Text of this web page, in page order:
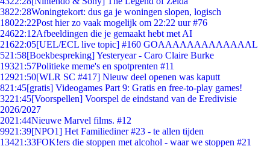
3822:28Woningtekort: dus ga je woningen slopen, logisch
18022:22Post hier zo vaak mogelijk om 22:22 uur #76
24622:12Afbeeldingen die je gemaakt hebt met AI
21622:05[UEL/ECL live topic] #160 GOAAAAAAAAAAAAAL
521:58[Boekbespreking] Yesteryear - Caro Claire Burke
19321:57Politieke meme's en spotprenten #11
12921:50[WLR SC #417] Nieuw deel openen was kaputt
821:45[gratis] Videogames Part 9: Gratis en free-to-play games!
3221:45[Voorspellen] Voorspel de eindstand van de Eredivisie
2026/2027
2021:44Nieuwe Marvel films. #12
9921:39[NPO1] Het Familiediner #23 - te allen tijden
13421:33FOK!ers die stoppen met alcohol - waar we stoppen #21